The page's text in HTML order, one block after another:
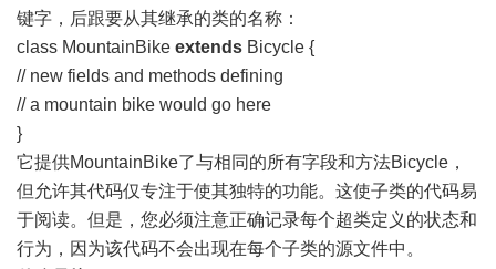
键字，后跟要从其继承的类的名称：
class MountainBike extends Bicycle {
// new fields and methods defining
// a mountain bike would go here
}
它提供MountainBike了与相同的所有字段和方法Bicycle，
但允许其代码仅专注于使其独特的功能。这使子类的代码易
于阅读。但是，您必须注意正确记录每个超类定义的状态和
行为，因为该代码不会出现在每个子类的源文件中。